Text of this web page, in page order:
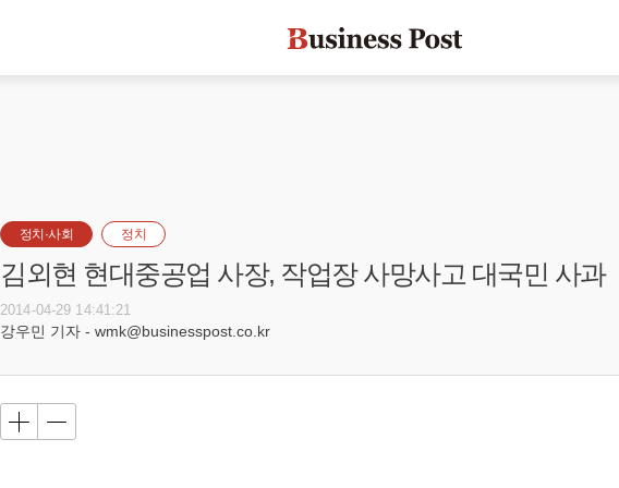
정치·사회 정치
김외현 현대중공업 사장, 작업장 사망사고 대국민 사과
2014-04-29 14:41:21
강우민 기자 - wmk@businesspost.co.kr